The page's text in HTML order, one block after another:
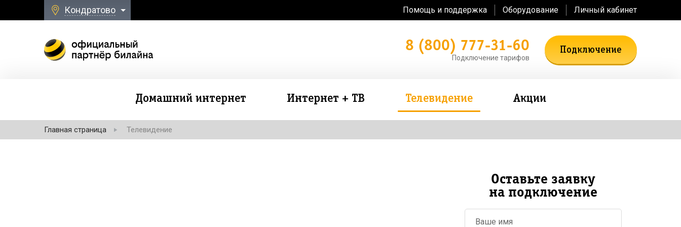
Кондратово Помощь и поддержка Оборудование Личный кабинет
8 (800) 777-31-60
Подключение тарифов
Подключение
Домашний интернет Интернет + ТВ Телевидение Акции
Главная страница Телевидение
Оставьте заявку
на подключение